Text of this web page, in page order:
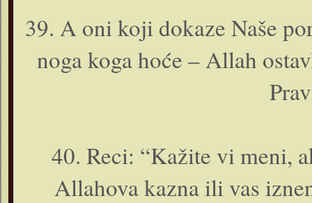
39. A o­ni koji dokaze Naše
noga koga hoće – Allah
40. Reci: “Kažite vi meni,
Allahova kazna ili vas